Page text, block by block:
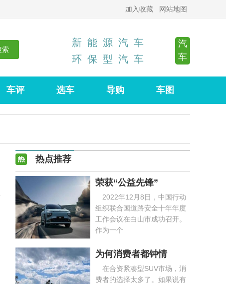
加入收藏 网站地图
新 能 源 汽 车
环 保 型 汽 车
汽
车
车评 选车 导购 车图
热点推荐
荣获“公益先锋”
2022年12月8日，中国行动
组织联合国道路安全十年年度
工作会议在白山市成功召开。
作为一个
为何消费者都钟情
在合资紧凑型SUV市场，消
费者的选择太多了。如果说有